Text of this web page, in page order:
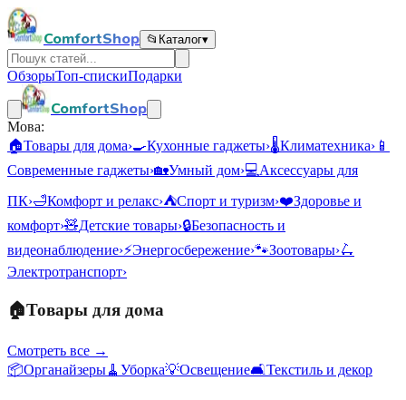
ComfortShop 📂 Каталог▾
ОбзорыТоп-спискиПодарки
ComfortShop
Мова:
🏠Товары для дома›🍳Кухонные гаджеты›🌡️Климатехника› 📱
Современные гаджеты›🏡Умный дом›💻Аксессуары для
ПК›🛁Комфорт и релакс›⛺Спорт и туризм›❤️Здоровье и
комфорт›🧸Детские товары›🔒Безопасность и
видеонаблюдение›⚡Энергосбережение›🐾Зоотовары›🛴
Электротранспорт›
🏠Товары для дома
Смотреть все →
📦Органайзеры🧹 Уборка💡Освещение🛋️Текстиль и декор